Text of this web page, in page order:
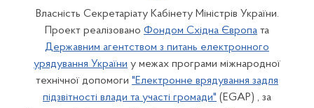
Власність Секретаріату Кабінету Міністрів України.
Проект реалізовано Фондом Східна Європа та
Державним агентством з питань електронного
урядування України у межах програми міжнародної
технічної допомоги "Електронне врядування задля
підзвітності влади та участі громади" (EGAP) , за